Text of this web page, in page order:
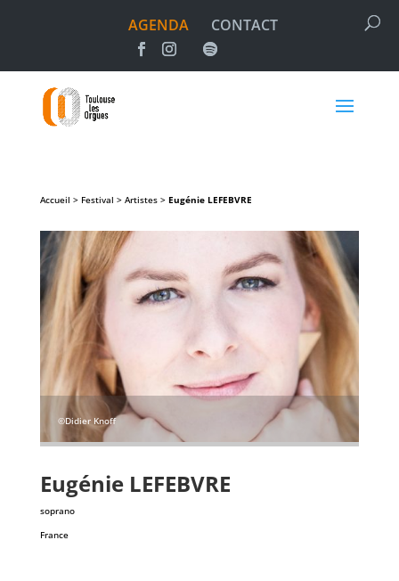
AGENDA CONTACT
Accueil > Festival > Artistes > Eugénie LEFEBVRE
©Didier Knoff
Eugénie LEFEBVRE
soprano
France